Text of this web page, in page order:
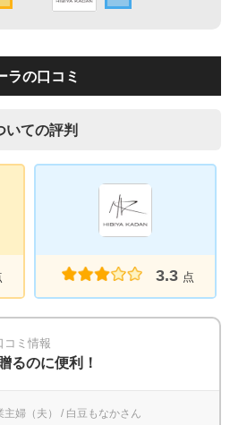
ラの口コミ
いての評判
3.3 点
コミ情報
るのに便利！
婦（夫） / 白豆もなかさん